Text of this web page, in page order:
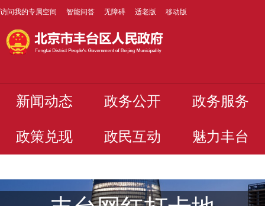
访问我的专属空间 智能问答 无障碍 适老版 移动版
新闻动态 政务公开 政务服务
政策兑现 政民互动 魅力丰台